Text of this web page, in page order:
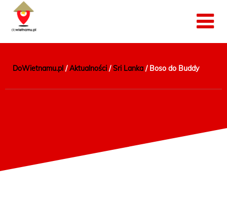
DoWietnamu.pl /Aktualności /Sri Lanka / Boso do Buddy